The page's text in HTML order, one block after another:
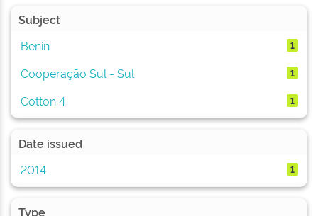
Subject
Benin
1
Cooperação Sul - Sul 1
Cotton 4 1
Date issued
2014
1
Type